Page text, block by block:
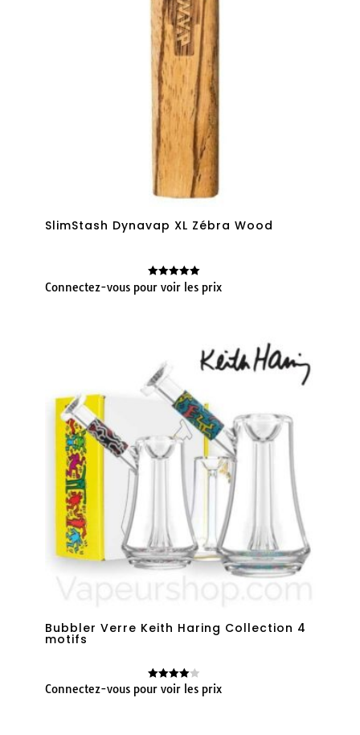
SlimStash Dynavap XL Zébra Wood
Note
Connectez-vous pour voir les prix
Bubbler Verre Keith Haring Collection 4
motifs
Note
Connectez-vous pour voir les prix